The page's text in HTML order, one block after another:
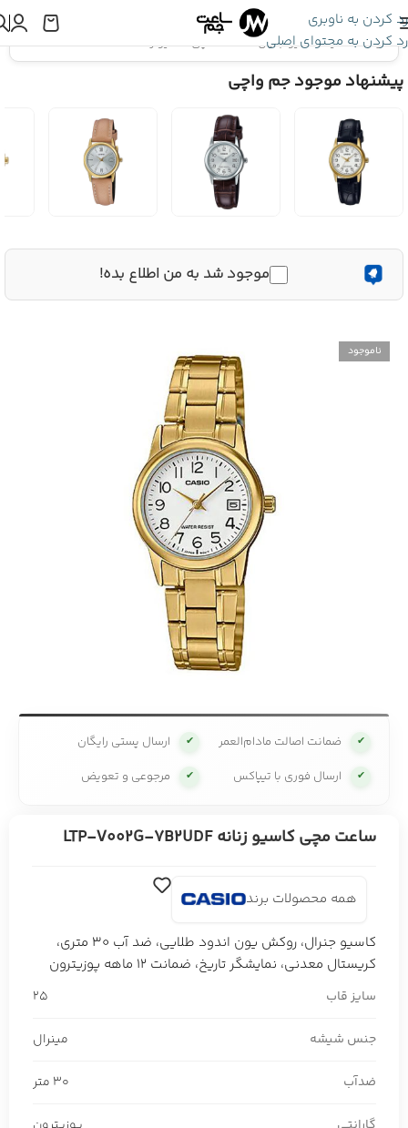
رد کردن به ناوبری
رد کردن به محتوای اصلی
اینجا هستید:کاسیو جنرال»ساعت مچی کاسیو زنانه LTP-V002G-7B2UDF
پیشنهاد موجود جم واچی
موجود شد به من اطلاع بده!
ناموجود
✔ ضمانت اصالت مادام‌العمر ✔ ارسال پستی رایگان
✔ ارسال فوری با تیپاکس ✔ مرجوعی و تعویض
ساعت مچی کاسیو زنانه LTP-V002G-7B2UDF
همه محصولات برند
کاسیو جنرال، روکش یون اندود طلایی، ضد آب 30 متری،
کریستال معدنی، نمایشگر تاریخ، ضمانت 12 ماهه پوزیترون
سایز قاب 25
جنس شیشه مینرال
ضدآب 30 متر